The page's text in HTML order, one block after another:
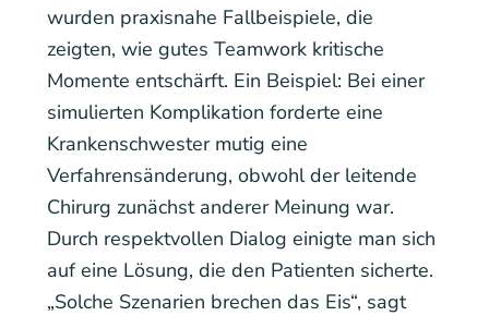
wurden praxisnahe Fallbeispiele, die
zeigten, wie gutes Teamwork kritische
Momente entschärft. Ein Beispiel: Bei einer
simulierten Komplikation forderte eine
Krankenschwester mutig eine
Verfahrensänderung, obwohl der leitende
Chirurg zunächst anderer Meinung war.
Durch respektvollen Dialog einigte man sich
auf eine Lösung, die den Patienten sicherte.
„Solche Szenarien brechen das Eis“, sagt